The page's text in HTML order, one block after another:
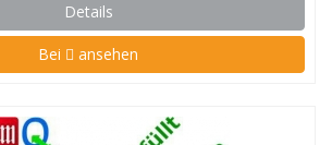
Details
Bei ansehen